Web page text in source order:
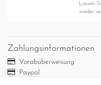
Lassen
wieder
Zahlungsinformationen
Vorabüberweisung
Paypal